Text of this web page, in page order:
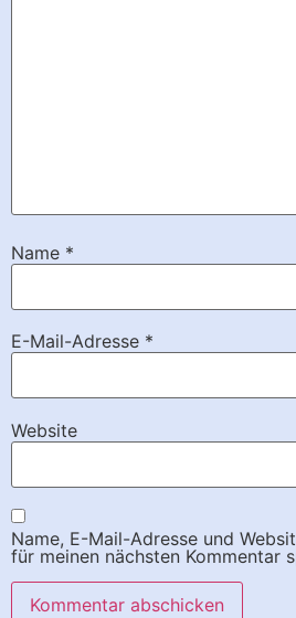
Name *
E-Mail-Adresse *
Website
Name, E-Mail-Adresse und
für meinen nächsten Kommentar